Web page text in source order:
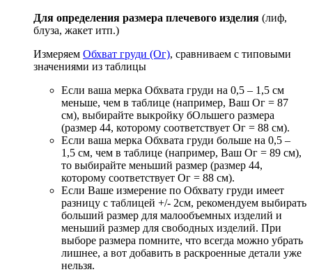
Для определения размера плечевого изделия (лиф,
блуза, жакет итп.)
Измеряем Обхват груди (Ог), сравниваем с типовыми
значениями из таблицы
Если ваша мерка Обхвата груди на 0,5 – 1,5 см
меньше, чем в таблице (например, Ваш Ог = 87
см), выбирайте выкройку бОльшего размера
(размер 44, которому соответствует Ог = 88 см).
Если ваша мерка Обхвата груди больше на 0,5 –
1,5 см, чем в таблице (например, Ваш Ог = 89 см),
то выбирайте меньший размер (размер 44,
которому соответствует Ог = 88 см).
Если Ваше измерение по Обхвату груди имеет
разницу с таблицей +/- 2см, рекомендуем выбирать
больший размер для малообъемных изделий и
меньший размер для свободных изделий. При
выборе размера помните, что всегда можно убрать
лишнее, а вот добавить в раскроенные детали уже
нельзя.